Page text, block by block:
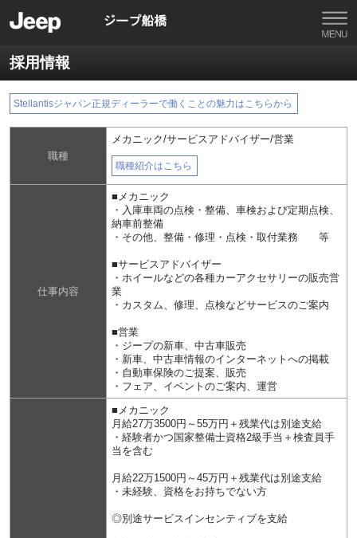
採用情報
Stellantisジャパン正規ディーラーで働くことの魅力はこちらから
職種
メカニック/サービスアドバイザー/営業
職種紹介はこちら
仕事内容
■メカニック
・入庫車両の点検・整備、車検および定期点検、
納車前整備
・その他、整備・修理・点検・取付業務 等
■サービスアドバイザー
・ホイールなどの各種カーアクセサリーの販売営
業
・カスタム、修理、点検などサービスのご案内
■営業
・ジープの新車、中古車販売
・新車、中古車情報のインターネットへの掲載
・自動車保険のご提案、販売
・フェア、イベントのご案内、運営
■メカニック
月給27万3500円～55万円＋残業代は別途支給
・経験者かつ国家整備士資格2級手当＋検査員手
当を含む
月給22万1500円～45万円＋残業代は別途支給
・未経験、資格をお持ちでない方
◎別途サービスインセンティブを支給